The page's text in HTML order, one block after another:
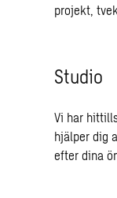
projekt,
Studio
Vi har
hjälper dig
efter dina